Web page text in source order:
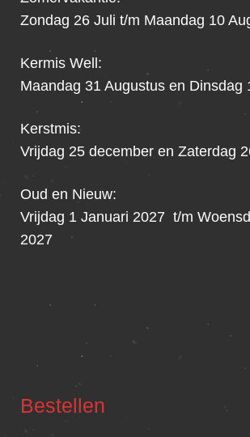
Zondag 26 Juli t/m Maandag 10
Kermis Well:
Maandag 31 Augustus en Dinsdag
Kerstmis:
Vrijdag 25 december en Zaterdag
Oud en Nieuw:
Vrijdag 1 Januari 2027 t/m
2027
Bestellen